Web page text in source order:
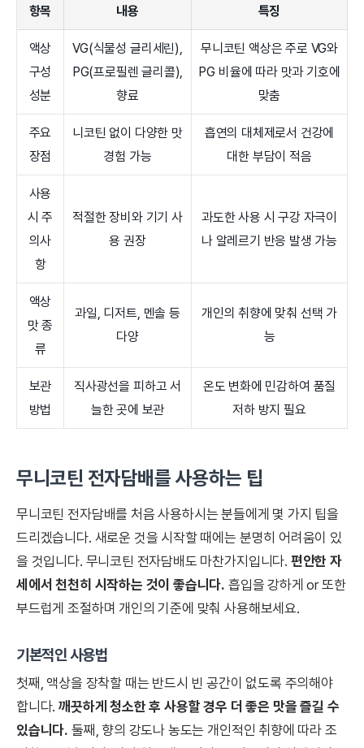
항목 내용 특징
액상
구성
성분
VG(식물성 글리세린),
PG(프로필렌 글리콜),
향료
무니코틴 액상은 주로 VG와
PG 비율에 따라 맛과 기호에
맞춤
주요
장점
니코틴 없이 다양한 맛
경험 가능
흡연의 대체제로서 건강에
대한 부담이 적음
사용
시 주
의사
항
적절한 장비와 기기 사
용 권장
과도한 사용 시 구강 자극이
나 알레르기 반응 발생 가능
액상
맛 종
류
과일, 디저트, 멘솔 등
다양
개인의 취향에 맞춰 선택 가
능
보관
방법
직사광선을 피하고 서
늘한 곳에 보관
온도 변화에 민감하여 품질
저하 방지 필요
무니코틴 전자담배를 사용하는 팁
무니코틴 전자담배를 처음 사용하시는 분들에게 몇 가지 팁을
드리겠습니다. 새로운 것을 시작할 때에는 분명히 어려움이 있
을 것입니다. 무니코틴 전자담배도 마찬가지입니다. 편안한 자
세에서 천천히 시작하는 것이 좋습니다. 흡입을 강하게 or 또한
부드럽게 조절하며 개인의 기준에 맞춰 사용해보세요.
기본적인 사용법
첫째, 액상을 장착할 때는 반드시 빈 공간이 없도록 주의해야
합니다.깨끗하게 청소한 후 사용할 경우 더 좋은 맛을 즐길 수
있습니다. 둘째, 향의 강도나 농도는 개인적인 취향에 따라 조